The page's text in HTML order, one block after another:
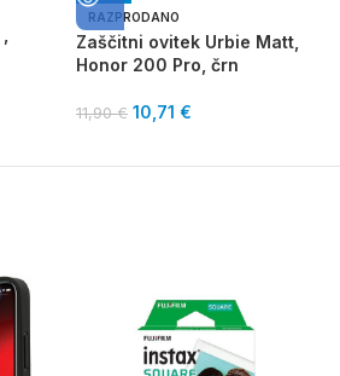
RAZPRODANO
Zaščitni ovitek Urbie Matt,
Honor 200 Pro, črn
11,90€ 10,71 €